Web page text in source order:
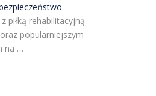
piłką rehabilitacyjną
popularniejszym
na …